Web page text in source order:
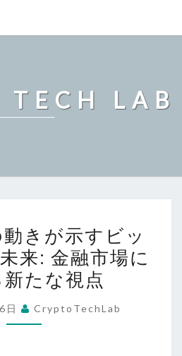
TECH LAB
ラ
ン
プ
動
きが示すビッ
来: 金融市場に
たな視点
日 CryptoTechLab